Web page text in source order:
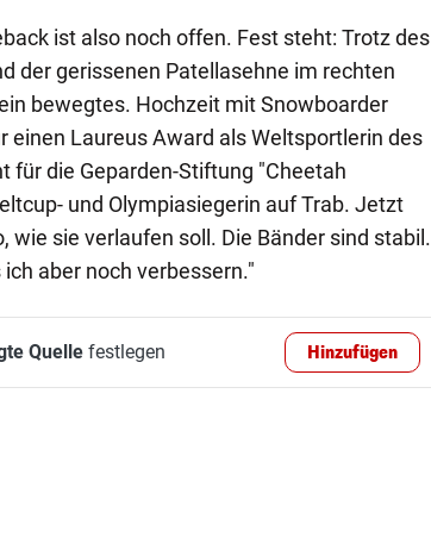
ist also noch offen. Fest steht: Trotz des
der gerissenen Patellasehne im rechten
bewegtes. Hochzeit mit Snowboarder
einen Laureus Award als Weltsportlerin des
für die Geparden-Stiftung "Cheetah
und Olympiasiegerin auf Trab. Jetzt
wie sie verlaufen soll. Die Bänder sind stabil.
aber noch verbessern."
Quellefestlegen Hinzufügen